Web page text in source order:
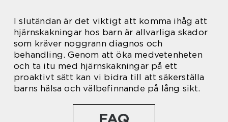
I slutändan är det viktigt att komma ihåg att
hjärnskakningar hos barn är allvarliga skador
som kräver noggrann diagnos och
behandling. Genom att öka medvetenheten
och ta itu med hjärnskakningar på ett
proaktivt sätt kan vi bidra till att säkerställa
barns hälsa och välbefinnande på lång sikt.
FAQ